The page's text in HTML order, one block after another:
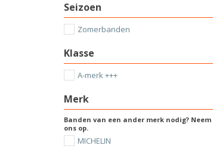
Seizoen
Zomerbanden
Klasse
A-merk +++
Merk
Banden van een ander merk nodig? Neem
ons op.
MICHELIN